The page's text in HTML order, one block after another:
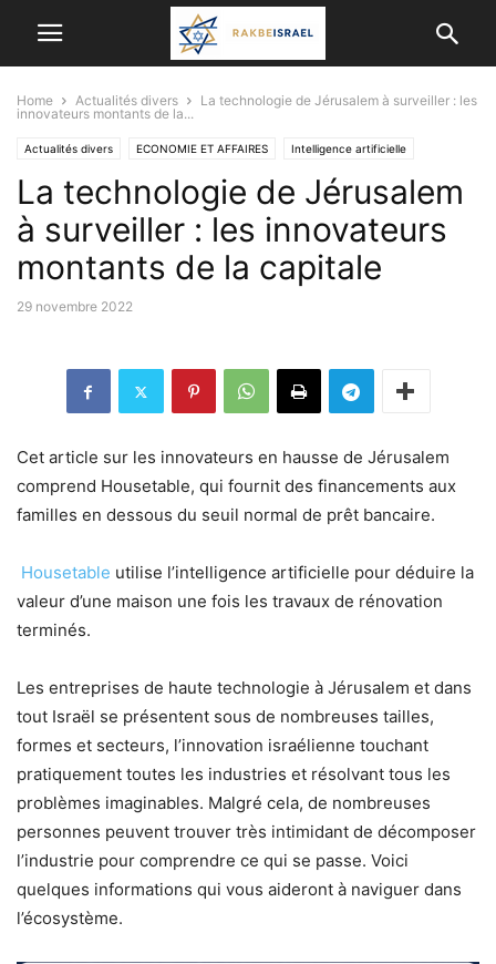
Home Actualités divers
La technologie de Jérusalem à surveiller : les
innovateurs montants de la...
Actualités divers ECONOMIE ET ​​AFFAIRES Intelligence artificielle
La technologie de Jérusalem
à surveiller : les innovateurs
montants de la capitale
29 novembre 2022
Cet article sur les innovateurs en hausse de Jérusalem
comprend Housetable, qui fournit des financements aux
familles en dessous du seuil normal de prêt bancaire.
Housetable utilise l’intelligence artificielle pour déduire la
valeur d’une maison une fois les travaux de rénovation
terminés.
Les entreprises de haute technologie à Jérusalem et dans
tout Israël se présentent sous de nombreuses tailles,
formes et secteurs, l’innovation israélienne touchant
pratiquement toutes les industries et résolvant tous les
problèmes imaginables. Malgré cela, de nombreuses
personnes peuvent trouver très intimidant de décomposer
l’industrie pour comprendre ce qui se passe. Voici
quelques informations qui vous aideront à naviguer dans
l’écosystème.